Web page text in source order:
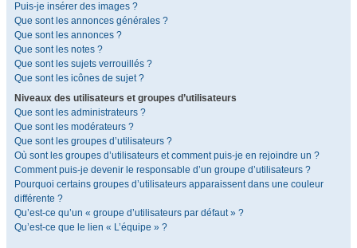
Puis-je insérer des images ?
Que sont les annonces générales ?
Que sont les annonces ?
Que sont les notes ?
Que sont les sujets verrouillés ?
Que sont les icônes de sujet ?
Niveaux des utilisateurs et groupes d’utilisateurs
Que sont les administrateurs ?
Que sont les modérateurs ?
Que sont les groupes d’utilisateurs ?
Où sont les groupes d’utilisateurs et comment puis-je en rejoindre un ?
Comment puis-je devenir le responsable d’un groupe d’utilisateurs ?
Pourquoi certains groupes d’utilisateurs apparaissent dans une couleur
différente ?
Qu’est-ce qu’un « groupe d’utilisateurs par défaut » ?
Qu’est-ce que le lien « L’équipe » ?